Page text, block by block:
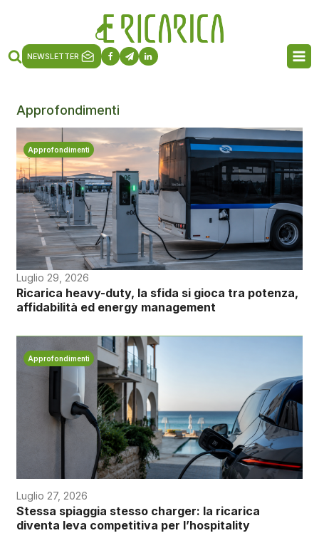
NEWSLETTER
Approfondimenti
Approfondimenti
Luglio 29, 2026
Ricarica heavy-duty, la sfida si gioca tra potenza,
affidabilità ed energy management
Approfondimenti
Luglio 27, 2026
Stessa spiaggia stesso charger: la ricarica
diventa leva competitiva per l’hospitality